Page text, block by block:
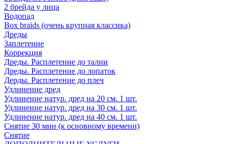
2 брейда у лица
Водопад
Box braids (очень крупная классика)
Дреды
Заплетение
Коррекция
Дреды. Расплетение до талии
Дреды. Расплетение до лопаток
Дерды. Расплетение до плеч
Удлинение дред
Удлинение натур. дред на 20 см. 1 шт.
Удлинение натур. дред на 30 см. 1 шт.
Удлинение натур. дред на 40 см. 1 шт.
Снятие 30 мин (к основному времени)
Снятие